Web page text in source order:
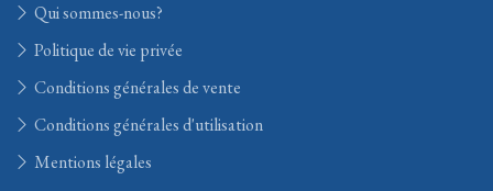
Qui sommes-nous?
Politique de vie privée
Conditions générales de vente
Conditions générales d'utilisation
Mentions légales